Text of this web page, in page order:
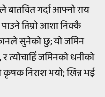
गर्दा आफ्नो राय
पाउने तिम्रो आशा निक्कै
सुनेको छु; यो जमिन
र त्योचाहिँ जमिनको धनीको
कृषक निराश भयो; खिन्न भई